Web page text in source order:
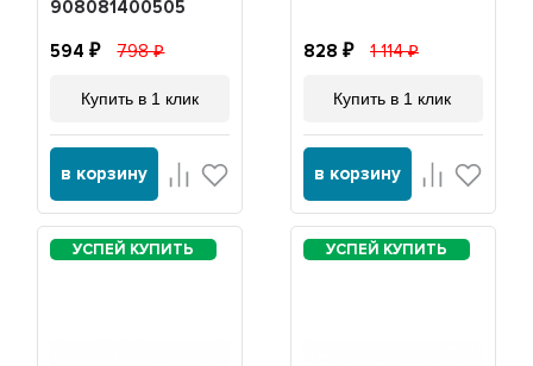
908081400505
594 798
Купить в 1 клик
в корзину
828 1 114
Купить в 1 клик
в корзину